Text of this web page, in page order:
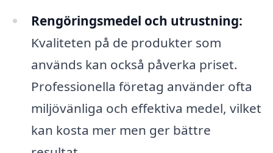
Rengöringsmedel och utrustning:
Kvaliteten på de produkter som
används kan också påverka priset.
Professionella företag använder ofta
miljövänliga och effektiva medel, vilket
kan kosta mer men ger bättre